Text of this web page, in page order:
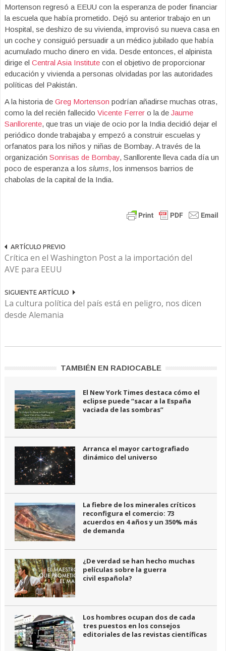
Mortenson regresó a EEUU con la esperanza de poder financiar
la escuela que había prometido. Dejó su anterior trabajo en un
Hospital, se deshizo de su vivienda, improvisó su nueva casa en
un coche y consiguió persuadir a un médico jubilado que había
acumulado mucho dinero en vida. Desde entonces, el alpinista
dirige el Central Asia Institute con el objetivo de proporcionar
educación y vivienda a personas olvidadas por las autoridades
políticas del Pakistán.
A la historia de Greg Mortenson podrían añadirse muchas otras,
como la del recién fallecido Vicente Ferrer o la de Jaume
Sanllorente, que tras un viaje de ocio por la India decidió dejar el
periódico donde trabajaba y empezó a construir escuelas y
orfanatos para los niños y niñas de Bombay. A través de la
organización Sonrisas de Bombay, Sanllorente lleva cada día un
poco de esperanza a los slums, los inmensos barrios de
chabolas de la capital de la India.
ARTÍCULO PREVIO
Crítica en el Washington Post a la importación del
AVE para EEUU
SIGUIENTE ARTÍCULO
La cultura política del país está en peligro, nos dicen
desde Alemania
TAMBIÉN EN RADIOCABLE
El New York Times destaca cómo el
eclipse puede “sacar a la España
vaciada de las sombras”
Arranca el mayor cartografiado
dinámico del universo
La fiebre de los minerales críticos
reconfigura el comercio: 73
acuerdos en 4 años y un 350% más
de demanda
¿De verdad se han hecho muchas
películas sobre la guerra
civil española?
Los hombres ocupan dos de cada
tres puestos en los consejos
editoriales de las revistas científicas